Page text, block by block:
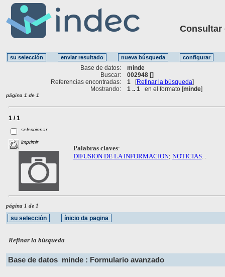
Consultar
Base de datos:
minde
Buscar:
002948 []
Referencias encontradas:
1 [Refinar la búsqueda]
Mostrando:
1 .. 1 en el formato [minde]
página 1 de 1
1 / 1
seleccionar
imprimir
Palabras claves:
DIFUSION DE LA INFORMACION; NOTICIAS. .
página 1 de 1
Refinar la búsqueda
Base de datos minde : Formulario avanzado